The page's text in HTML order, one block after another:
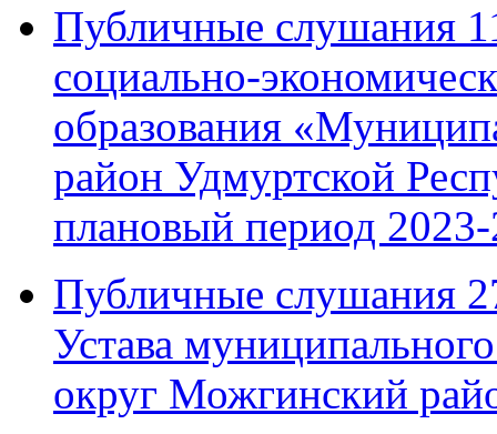
Публичные слушания
социально-
образования
район Удмуртской
плановый период
Публичные слушания
Устава
округ Можгинский